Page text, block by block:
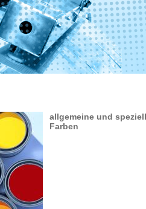
allgemeine und
Farben
Grafika